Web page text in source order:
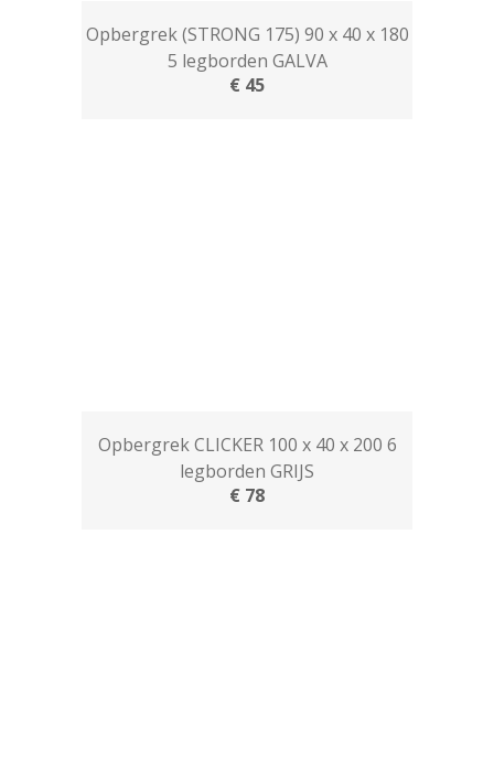
Opbergrek (STRONG 175) 90 x 40 x 180
5 legborden GALVA
€ 45
Opbergrek CLICKER 100 x 40 x 200 6
legborden GRIJS
€ 78